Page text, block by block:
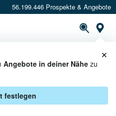
56.199.446 Prospekte & Angebote
Angebote in deiner Nähe zu
festlegen
×
&
MARKT